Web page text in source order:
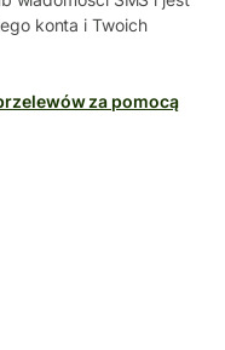
konta i Twoich
za pomocą